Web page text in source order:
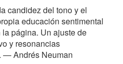
candidez del tono y el
educación sentimental
página. Un ajuste de
y resonancias
— Andrés Neuman